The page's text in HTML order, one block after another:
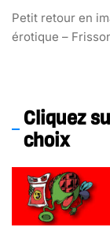
Petit retour en
érotique –
Cliquez
choix